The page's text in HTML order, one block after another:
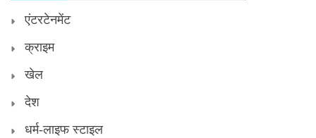
एंटरटेनमेंट
क्राइम
खेल
देश
धर्म-लाइफ स्टाइल